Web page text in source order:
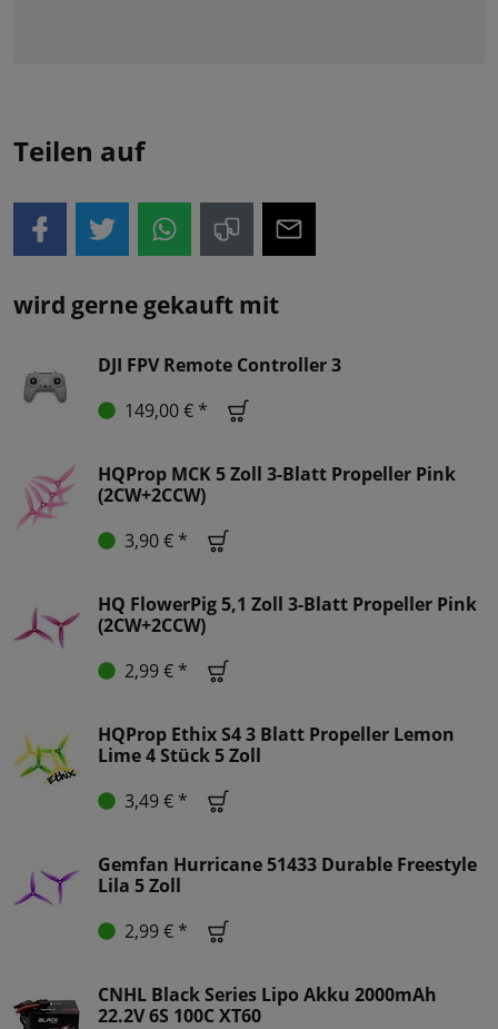
Teilen auf
wird gerne gekauft mit
DJI FPV Remote Controller 3
149,00 € *
HQProp MCK 5 Zoll 3-Blatt Propeller Pink
(2CW+2CCW)
3,90 € *
HQ FlowerPig 5,1 Zoll 3-Blatt Propeller Pink
(2CW+2CCW)
2,99 € *
HQProp Ethix S4 3 Blatt Propeller Lemon
Lime 4 Stück 5 Zoll
3,49 € *
Gemfan Hurricane 51433 Durable Freestyle
Lila 5 Zoll
2,99 € *
CNHL Black Series Lipo Akku 2000mAh
22.2V 6S 100C XT60